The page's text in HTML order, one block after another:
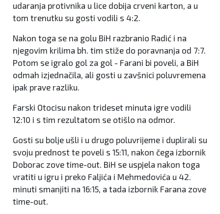
udaranja protivnika u lice dobija crveni karton, a u
tom trenutku su gosti vodili s 4:2.
Nakon toga se na golu BiH razbranio Radić i na
njegovim krilima bh. tim stiže do poravnanja od 7:7.
Potom se igralo gol za gol - Farani bi poveli, a BiH
odmah izjednačila, ali gosti u zavšnici poluvremena
ipak prave razliku.
Farski Otocisu nakon trideset minuta igre vodili
12:10 i s tim rezultatom se otišlo na odmor.
Gosti su bolje ušli i u drugo poluvrijeme i duplirali su
svoju prednost te poveli s 15:11, nakon čega izbornik
Doborac zove time-out. BiH se uspjela nakon toga
vratiti u igru i preko Faljića i Mehmedovića u 42.
minuti smanjiti na 16:15, a tada izbornik Farana zove
time-out.